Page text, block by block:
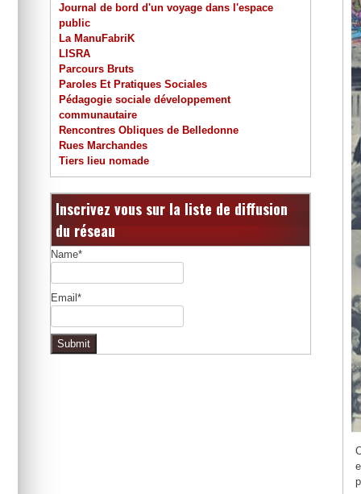
Journal de bord d'un voyage dans l'espace
public
La ManuFabriK
LISRA
Parcours Bruts
Paroles Et Pratiques Sociales
Pédagogie sociale développement
communautaire
Rencontres Obliques de Belledonne
Rues Marchandes
Tiers lieu nomade
Inscrivez vous sur la liste de diffusion
du réseau
Name*
Email*